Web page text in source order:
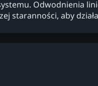
Odwodnienia
staranności, aby